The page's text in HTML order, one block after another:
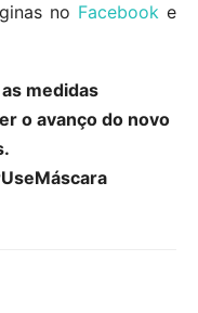
no Facebook e
medidas
o avanço do novo